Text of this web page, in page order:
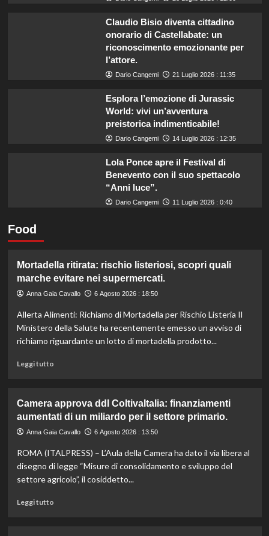
Claudio Bisio diventa cittadino
onorario di Castellabate: un
riconoscimento emozionante per
l’attore.
Dario Cangemi 21 Luglio 2026 : 11:35
Esplora l’emozione di Jurassic
World: vivi un’avventura
preistorica indimenticabile!
Dario Cangemi 14 Luglio 2026 : 12:35
Lola Ponce apre il Festival di
Benevento con il suo spettacolo
“Anni luce”.
Dario Cangemi 11 Luglio 2026 : 0:40
Food
Mortadella ritirata: rischio listeriosi, scopri quali
marche evitare nei supermercati.
Anna Gaia Cavallo 6 Agosto 2026 : 18:50
Allerta Alimenti: Richiamo di Mortadella per Rischio Listeria Il
Ministero della Salute ha recentemente emesso un avviso di
richiamo riguardante un lotto di mortadella prodotto...
Leggi tuttoLeggi
Mortadella
ritirata:
rischio
scopri
quali
marche
Camera approva ddl ColtivaItalia: finanziamenti
aumentati di un miliardo per il settore primario.
Anna Gaia Cavallo 6 Agosto 2026 : 13:50
ROMA (ITALPRESS) – L’Aula della Camera ha dato il via libera al
disegno di legge “Misure di consolidamento e sviluppo del
settore agricolo”, il cosiddetto...
Leggi tuttoLeggi